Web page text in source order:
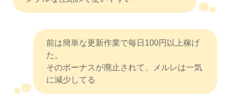
前は簡単な更新作業で毎日100円以上稼げ
た。
そのボーナスが廃止されて、メルレは一気
に減少してる